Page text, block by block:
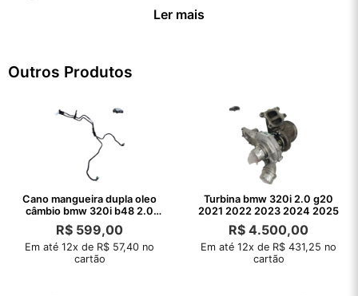
Ler mais
Outros Produtos
Cano mangueira dupla oleo
câmbio bmw 320i b48 2.0
2020 2021
R$ 599,00
Em até 12x de R$ 57,40 no
cartão
Turbina bmw 320i 2.0 g20
2021 2022 2023 2024 2025
R$ 4.500,00
Em até 12x de R$ 431,25 no
cartão